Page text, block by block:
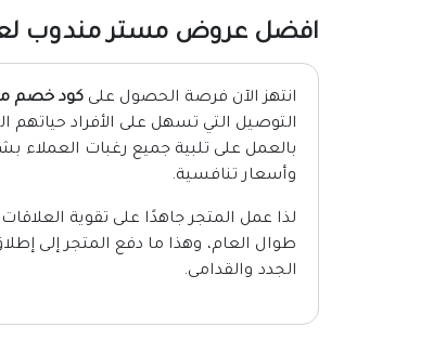
افضل عروض مستر مندوب لعام
انتهز الآن فرصة الحصول على كود خصم
التوصيل التي تسهل على الأفراد حياتهم
بالعمل على تلبية جميع رغبات
وأسعار تنافسية.
لذا عمل المتجر جاهدًا على تقوية
الجدد والقدامى.